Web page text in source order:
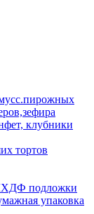
клубники
тортов
подложки
упаковка